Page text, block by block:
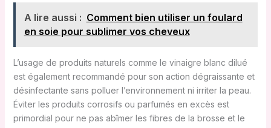
A lire aussi : Comment bien utiliser un foulard
en soie pour sublimer vos cheveux
L’usage de produits naturels comme le vinaigre blanc dilué
est également recommandé pour son action dégraissante et
désinfectante sans polluer l’environnement ni irriter la peau.
Éviter les produits corrosifs ou parfumés en excès est
primordial pour ne pas abîmer les fibres de la brosse et le